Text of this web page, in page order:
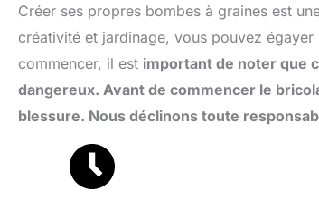
Créer ses propres bombes à graines est
créativité et jardinage, vous pouvez
commencer, il est important de noter que
dangereux. Avant de commencer le
blessure. Nous déclinons toute